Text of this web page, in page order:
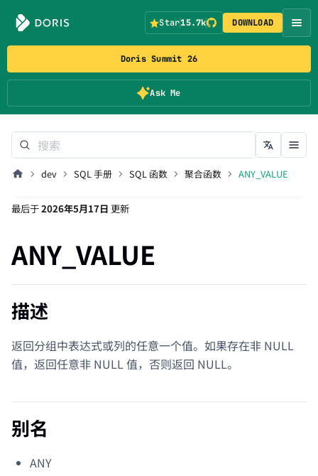
Doris Summit 26
Ask Me
Star15.7k DOWNLOAD
dev SQL 手册 SQL 函数 聚合函数 ANY_VALUE
最后于2026年5月17日 更新
ANY_VALUE
描述
返回分组中表达式或列的任意一个值。如果存在非 NULL
值，返回任意非 NULL 值，否则返回 NULL。
别名
ANY